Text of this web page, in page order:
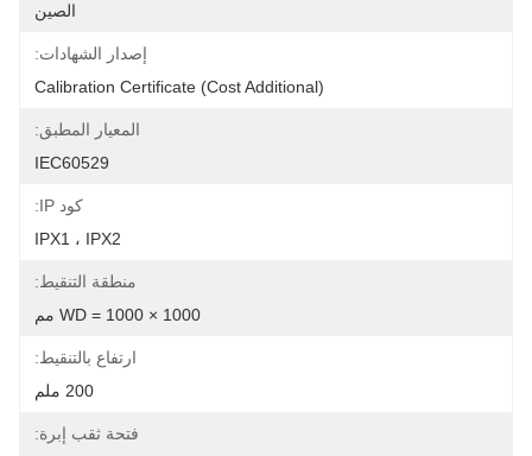
الصين
إصدار الشهادات:
Calibration Certificate (Cost Additional)
المعيار المطبق:
IEC60529
كود IP:
IPX1 ، IPX2
منطقة التنقيط:
WD = 1000 × 1000 مم
ارتفاع بالتنقيط:
200 ملم
فتحة ثقب إبرة: